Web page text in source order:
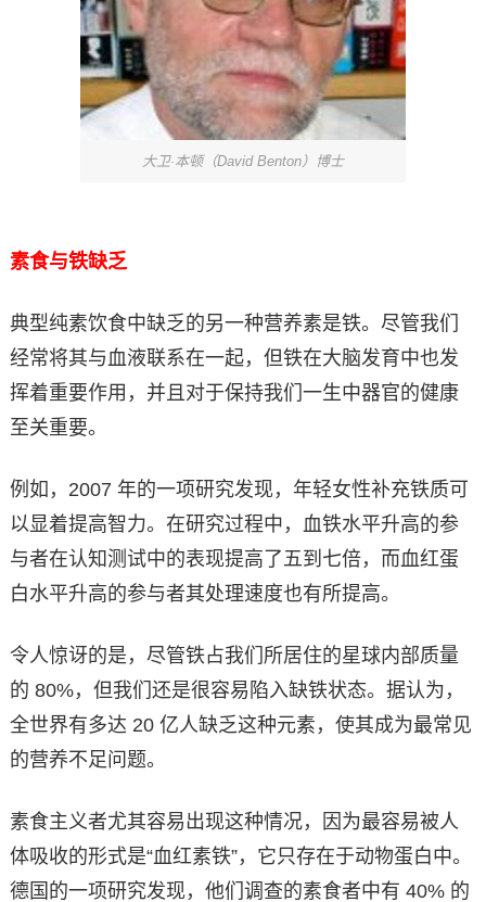
大卫·本顿（David Benton）博士
素食与铁缺乏
典型纯素饮食中缺乏的另一种营养素是铁。尽管我们
经常将其与血液联系在一起，但铁在大脑发育中也发
挥着重要作用，并且对于保持我们一生中器官的健康
至关重要。
例如，2007 年的一项研究发现，年轻女性补充铁质可
以显着提高智力。在研究过程中，血铁水平升高的参
与者在认知测试中的表现提高了五到七倍，而血红蛋
白水平升高的参与者其处理速度也有所提高。
令人惊讶的是，尽管铁占我们所居住的星球内部质量
的 80%，但我们还是很容易陷入缺铁状态。据认为，
全世界有多达 20 亿人缺乏这种元素，使其成为最常见
的营养不足问题。
素食主义者尤其容易出现这种情况，因为最容易被人
体吸收的形式是“血红素铁”，它只存在于动物蛋白中。
德国的一项研究发现，他们调查的素食者中有 40% 的